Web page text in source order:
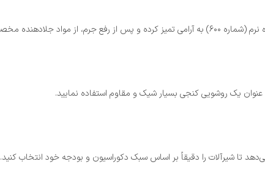
اولیه استفاده کنید.
یک روشویی کنجی بسیار شیک و مقاوم استفاده نمایید.
تا شیرآلات را دقیقاً بر اساس سبک دکوراسیون و بودجه خود انتخاب کنید.